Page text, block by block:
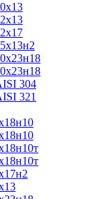
304
321